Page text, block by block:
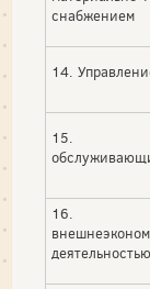
снабжением
14.
15.
16.
деятельностью